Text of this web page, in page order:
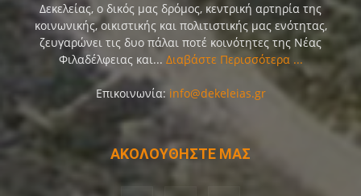
Δεκελείας, ο δικός μας δρόμος, κεντρική αρτηρία της
κοινωνικής, οικιστικής και πολιτιστικής μας ενότητας,
ζευγαρώνει τις δυο πάλαι ποτέ κοινότητες της Νέας
Φιλαδέλφειας και... Διαβάστε Περισσότερα ...
Επικοινωνία: info@dekeleias.gr
ΑΚΟΛΟΥΘΗΣΤΕ ΜΑΣ